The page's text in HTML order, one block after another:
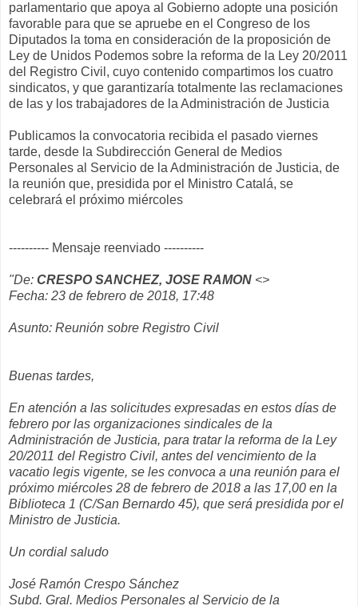
parlamentario que apoya al Gobierno adopte una posición
favorable para que se apruebe en el Congreso de los
Diputados la toma en consideración de la proposición de
Ley de Unidos Podemos sobre la reforma de la Ley 20/2011
del Registro Civil, cuyo contenido compartimos los cuatro
sindicatos, y que garantizaría totalmente las reclamaciones
de las y los trabajadores de la Administración de Justicia
Publicamos la convocatoria recibida el pasado viernes
tarde, desde la Subdirección General de Medios
Personales al Servicio de la Administración de Justicia, de
la reunión que, presidida por el Ministro Catalá, se
celebrará el próximo miércoles
---------- Mensaje reenviado ----------
"De: CRESPO SANCHEZ, JOSE RAMON <>
Fecha: 23 de febrero de 2018, 17:48
Asunto: Reunión sobre Registro Civil
Buenas tardes,
En atención a las solicitudes expresadas en estos días de
febrero por las organizaciones sindicales de la
Administración de Justicia, para tratar la reforma de la Ley
20/2011 del Registro Civil, antes del vencimiento de la
vacatio legis vigente, se les convoca a una reunión para el
próximo miércoles 28 de febrero de 2018 a las 17,00 en la
Biblioteca 1 (C/San Bernardo 45), que será presidida por el
Ministro de Justicia.
Un cordial saludo
José Ramón Crespo Sánchez
Subd. Gral. Medios Personales al Servicio de la